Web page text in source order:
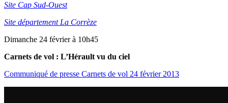
Site Cap Sud-Ouest
Site département La Corrèze
Dimanche 24 février à 10h45
Carnets de vol : L’Hérault vu du ciel
Communiqué de presse Carnets de vol 24 février 2013